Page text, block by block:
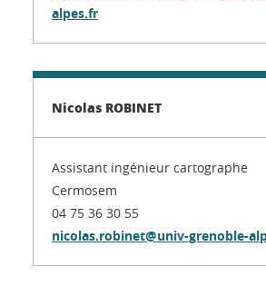
alpes.fr
Nicolas ROBINET
Assistant ingénieur cartographe
Cermosem
04 75 36 30 55
nicolas.robinet@univ-grenoble-